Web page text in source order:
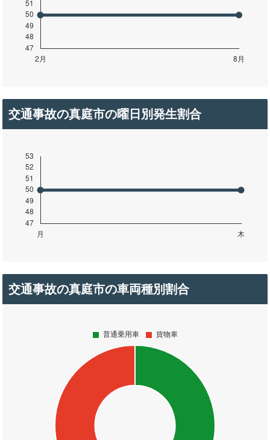
交通事故の真庭市の曜日別発生割合
交通事故の真庭市の車両種別割合